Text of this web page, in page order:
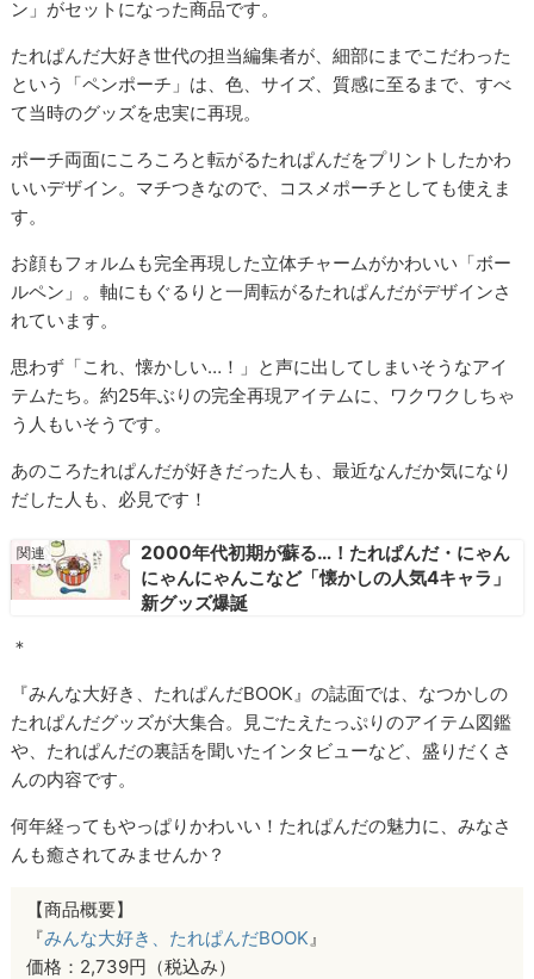
ン」がセットになった商品です。
たれぱんだ大好き世代の担当編集者が、細部にまでこだわった
という「ペンポーチ」は、色、サイズ、質感に至るまで、すべ
て当時のグッズを忠実に再現。
ポーチ両面にころころと転がるたれぱんだをプリントしたかわ
いいデザイン。マチつきなので、コスメポーチとしても使えま
す。
お顔もフォルムも完全再現した立体チャームがかわいい「ボー
ルペン」。軸にもぐるりと一周転がるたれぱんだがデザインさ
れています。
思わず「これ、懐かしい…！」と声に出してしまいそうなアイ
テムたち。約25年ぶりの完全再現アイテムに、ワクワクしちゃ
う人もいそうです。
あのころたれぱんだが好きだった人も、最近なんだか気になり
だした人も、必見です！
2000年代初期が蘇る…！たれぱんだ・にゃん
にゃんにゃんこなど「懐かしの人気4キャラ」
新グッズ爆誕
＊
『みんな大好き、たれぱんだBOOK』の誌面では、なつかしの
たれぱんだグッズが大集合。見ごたえたっぷりのアイテム図鑑
や、たれぱんだの裏話を聞いたインタビューなど、盛りだくさ
んの内容です。
何年経ってもやっぱりかわいい！たれぱんだの魅力に、みなさ
んも癒されてみませんか？
【商品概要】
『みんな大好き、たれぱんだBOOK 』
価格：2,739円（税込み）